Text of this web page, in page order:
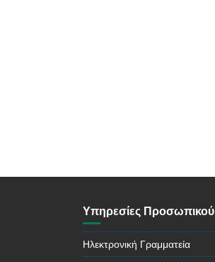
Υπηρεσίες Προσωπικού
Ηλεκτρονική Γραμματεία